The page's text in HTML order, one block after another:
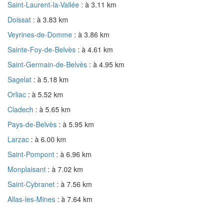
Saint-Laurent-la-Vallée : à 3.11 km
Doissat : à 3.83 km
Veyrines-de-Domme : à 3.86 km
Sainte-Foy-de-Belvès : à 4.61 km
Saint-Germain-de-Belvès : à 4.95 km
Sagelat : à 5.18 km
Orliac : à 5.52 km
Cladech : à 5.65 km
Pays-de-Belvès : à 5.95 km
Larzac : à 6.00 km
Saint-Pompont : à 6.96 km
Monplaisant : à 7.02 km
Saint-Cybranet : à 7.56 km
Allas-les-Mines : à 7.64 km